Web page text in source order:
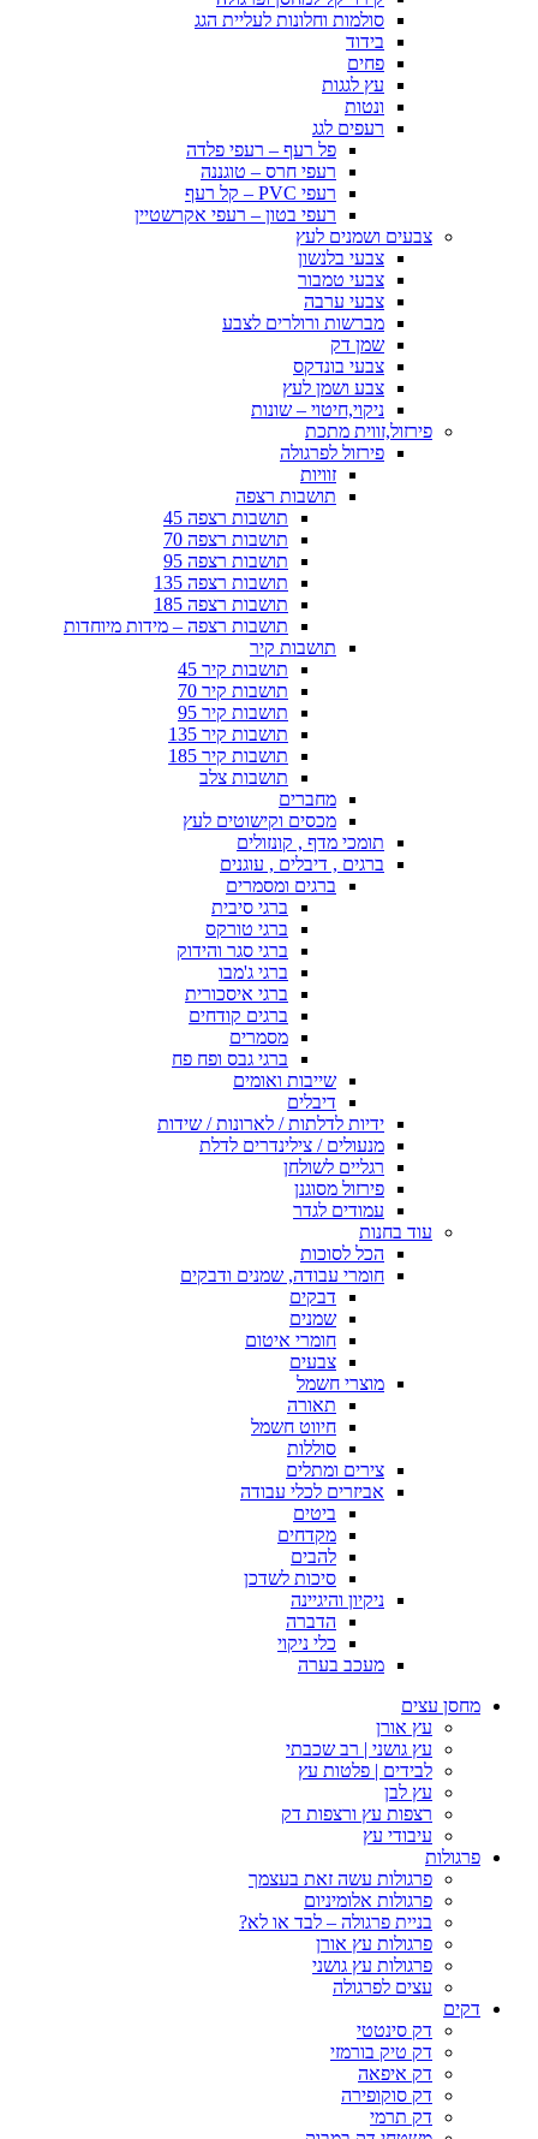
סולמות וחלונות לעליית הגג
בידוד
פחים
עץ לגגות
ונטות
רעפים לגג
פל רעף – רעפי פלדה
רעפי חרס – טוגננה
רעפי PVC – קל רעף
רעפי בטון – רעפי אקרשטיין
צבעים ושמנים לעץ
צבעי בלנשון
צבעי טמבור
צבעי ערבה
מברשות ורולרים לצבע
שמן דק
צבעי בונדקס
צבע ושמן לעץ
ניקוי,חיטוי – שונות
פירזול,זווית מתכת
פירזול לפרגולה
זוויות
תושבות רצפה
תושבות רצפה 45
תושבות רצפה 70
תושבות רצפה 95
תושבות רצפה 135
תושבות רצפה 185
תושבות רצפה – מידות מיוחדות
תושבות קיר
תושבות קיר 45
תושבות קיר 70
תושבות קיר 95
תושבות קיר 135
תושבות קיר 185
תושבות צלב
מחברים
מכסים וקישוטים לעץ
תומכי מדף , קונזולים
ברגים , דיבלים , עוגנים
ברגים ומסמרים
ברגי סיבית
ברגי טורקס
ברגי סגר והידוק
ברגי ג'מבו
ברגי איסכורית
ברגים קודחים
מסמרים
ברגי גבס ופח פח
שייבות ואומים
דיבלים
ידיות לדלתות / לארונות / שידות
מנעולים / צילינדרים לדלת
רגליים לשולחן
פירזול מסוגנן
עמודים לגדר
עוד בחנות
הכל לסוכות
חומרי עבודה, שמנים ודבקים
דבקים
שמנים
חומרי איטום
צבעים
מוצרי חשמל
תאורה
חיווט חשמל
סוללות
צירים ומתלים
אביזרים לכלי עבודה
ביטים
מקדחים
להבים
סיכות לשדכן
ניקיון והיגיינה
הדברה
כלי ניקוי
מעכב בערה
מחסן עצים
עץ אורן
עץ גושני | רב שכבתי
לבידים | פלטות עץ
עץ לבן
רצפות עץ ורצפות דק
עיבודי עץ
פרגולות
פרגולות עשה זאת בעצמך
פרגולות אלומיניום
בניית פרגולה – לבד או לא?
פרגולות עץ אורן
פרגולות עץ גושני
עצים לפרגולה
דקים
דק סינטטי
דק טיק בורמזי
דק איפאה
דק סוקופירה
דק תרמי